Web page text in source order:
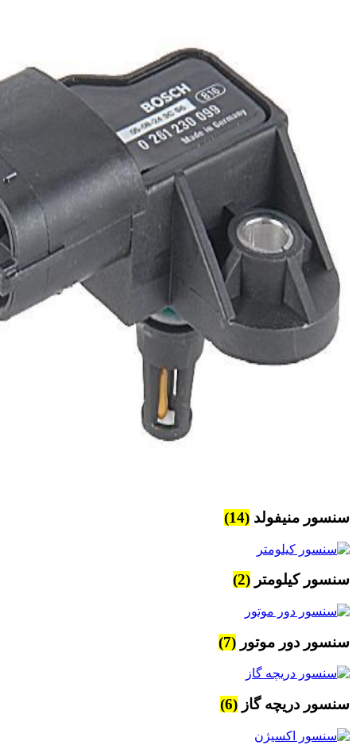
سنسور منیفولد (14)
سنسور کیلومتر (2)
سنسور دور موتور (7)
سنسور دریچه گاز (6)